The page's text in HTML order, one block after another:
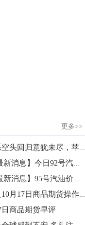
月大豆期货跌0.4%，12
期货表现抢眼，豆二期
更多>>
独孤金圣：黑色系空头回归意犹未尽，苹果再刷新低未到终点
【10.16油价调整最新消息】今日92号汽油价格多少钱一升？
【10.16油价调整最新消息】95号汽油价格多少钱一升？今日国内油价查询
金山论期：夜盘及10月17日商品期货操作策略
商品期货早评